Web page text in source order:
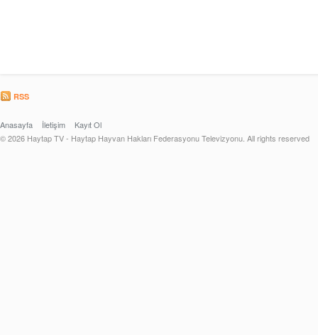
RSS
Anasayfa İletişim
Kayıt Ol
© 2026 Haytap TV - Haytap Hayvan Hakları Federasyonu Televizyonu. All rights reserved